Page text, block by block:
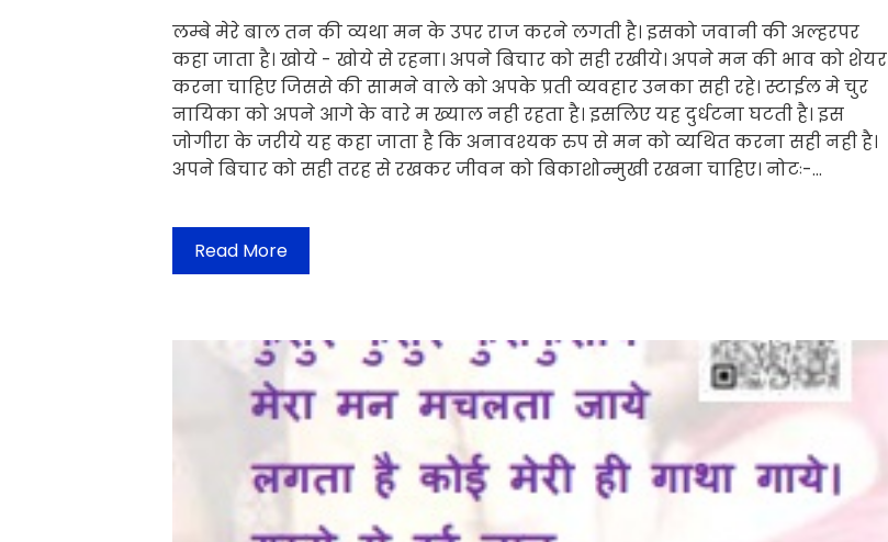
लम्बे मेरे बाल तन की व्यथा मन के उपर राज करने लगती है। इसको जवानी की अल्हरपर
कहा जाता है। खोये - खोये से रहना। अपने बिचार को सही रखीये। अपने मन की भाव को शेयर
करना चाहिए जिससे की सामने वाले को अपके प्रती व्यवहार उनका सही रहे। स्टाईल मे चुर
नायिका को अपने आगे के वारे म ख्याल नही रहता है। इसलिए यह दुर्धटना घटती है। इस
जोगीरा के जरीये यह कहा जाता है कि अनावश्यक रुप से मन को व्यथित करना सही नही है।
अपने बिचार को सही तरह से रखकर जीवन को बिकाशोन्मुखी रखना चाहिए। नोटः-…
Read More